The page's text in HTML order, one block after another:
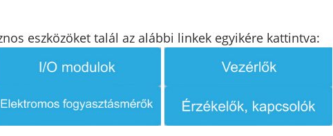
eszközöket talál az alábbi linkek egyikére kattintva: